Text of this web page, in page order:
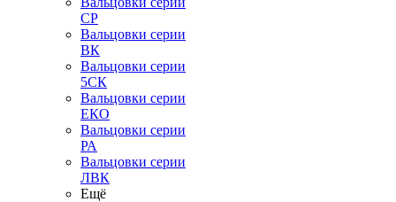
СР
Вальцовки серии
ВК
Вальцовки серии
5СК
Вальцовки серии
ЕКО
Вальцовки серии
РА
Вальцовки серии
ЛВК
Ещё